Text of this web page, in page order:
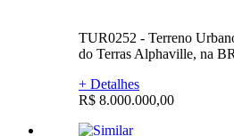
TUR0252 - Terreno
do Terras Alphaville, na
+ Detalhes
R$ 8.000.000,00